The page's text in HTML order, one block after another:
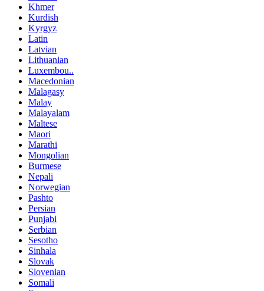
Khmer
Kurdish
Kyrgyz
Latin
Latvian
Lithuanian
Luxembou..
Macedonian
Malagasy
Malay
Malayalam
Maltese
Maori
Marathi
Mongolian
Burmese
Nepali
Norwegian
Pashto
Persian
Punjabi
Serbian
Sesotho
Sinhala
Slovak
Slovenian
Somali